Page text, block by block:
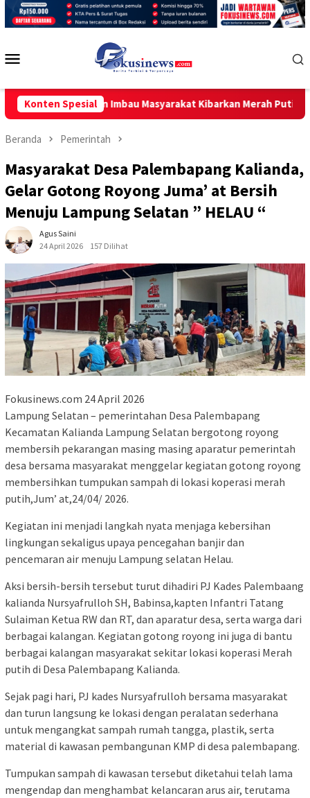
Loncat
Konten Spesial
dan Imbau Masyarakat Kibarkan Merah Putih Sepanjang
Beranda Pemerintah
Masyarakat Desa Palembapang Kalianda,
Gelar Gotong Royong Juma’ at Bersih
Menuju Lampung Selatan ” HELAU “
Agus Saini
24 April 2026
157 Dilihat
Fokusinews.com 24 April 2026
Lampung Selatan – pemerintahan Desa Palembapang
Kecamatan Kalianda Lampung Selatan bergotong royong
membersih pekarangan masing masing aparatur pemerintah
desa bersama masyarakat menggelar kegiatan gotong royong
membersihkan tumpukan sampah di lokasi koperasi merah
putih,Jum’ at,24/04/ 2026.
Kegiatan ini menjadi langkah nyata menjaga kebersihan
lingkungan sekaligus upaya pencegahan banjir dan
pencemaran air menuju Lampung selatan Helau.
Aksi bersih-bersih tersebut turut dihadiri PJ Kades Palembaang
kalianda Nursyafrulloh SH, Babinsa,kapten Infantri Tatang
Sulaiman Ketua RW dan RT, dan aparatur desa, serta warga dari
berbagai kalangan. Kegiatan gotong royong ini juga di bantu
berbagai kalangan masyarakat sekitar lokasi koperasi Merah
putih di Desa Palembapang Kalianda.
Sejak pagi hari, PJ kades Nursyafrulloh bersama masyarakat
dan turun langsung ke lokasi dengan peralatan sederhana
untuk mengangkat sampah rumah tangga, plastik, serta
material di kawasan pembangunan KMP di desa palembapang.
Tumpukan sampah di kawasan tersebut diketahui telah lama
mengendap dan menghambat kelancaran arus air, terutama